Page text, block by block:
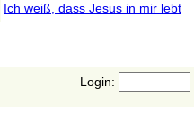
Ich weiß, dass Jesus in mir lebt
Login: